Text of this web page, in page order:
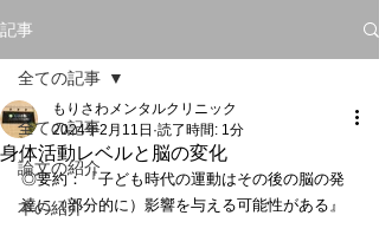
記事
全ての記事
論文の紹介
本の紹介
全ての記事
身体活動レベルと脳の変化
もりさわメンタルクリニック
2024年2月11日 読了時間: 1分
◎要約：『子ども時代の運動はその後の脳の発
達に（部分的に）影響を与える可能性がある』